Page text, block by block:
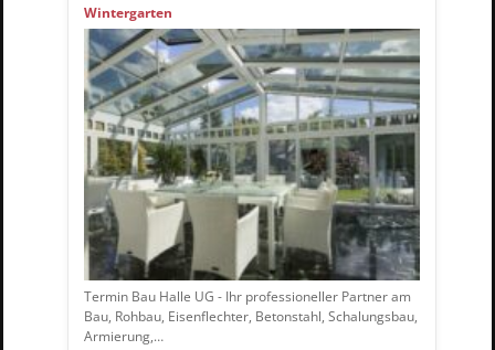
Wintergarten
Termin Bau Halle UG - Ihr professioneller Partner am
Bau, Rohbau, Eisenflechter, Betonstahl, Schalungsbau,
Armierung,…